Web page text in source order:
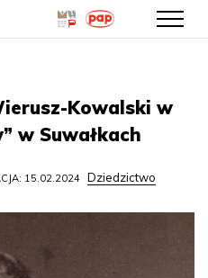
treści
Kowalski w
w Suwałkach
15.02.2024 Dziedzictwo